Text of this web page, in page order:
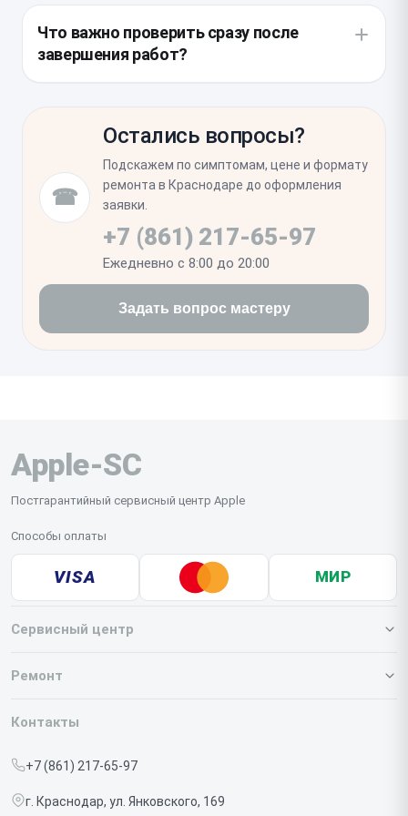
так как она теряет свойства при нагреве. Также
мастеру стоит проверить состояние сеточек
динамиков, которые часто забиваются пылью и
Что важно проверить сразу после
завершения работ?
разъем находится рядом с модулем камеры. Также
протестируйте запись звука в режиме видео,
чтобы исключить повреждение микрофонов в
процессе сборки.
☎
Остались вопросы?
Подскажем по симптомам, цене и формату
ремонта в Краснодаре до оформления
заявки.
+7 (861) 217-65-97
Ежедневно с 8:00 до 20:00
Задать вопрос мастеру
Apple-SC
Постгарантийный сервисный центр Apple
Способы оплаты
VISA МИР
Сервисный центр
О нашем сервисе
Срочный ремонт
Доставка и способы оплаты
Ремонт
Iphone
Контакты
+7 (861) 217-65-97
г. Краснодар, ул. Янковского, 169